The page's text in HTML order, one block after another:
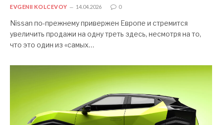
EVGENII KOLCEVOY 14.04.2026 0
Nissan по-прежнему привержен Европе и стремится
увеличить продажи на одну треть здесь, несмотря на то,
что это один из «самых…